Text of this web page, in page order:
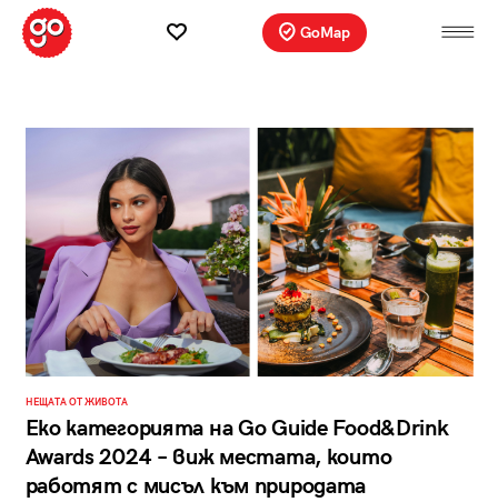
GoMap
НЕЩАТА ОТ ЖИВОТА
Еко категорията на Go Guide Food&Drink
Awards 2024 – виж местата, които
работят с мисъл към природата